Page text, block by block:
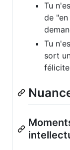
Tu
de
Tu
sort